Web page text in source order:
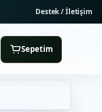
Destek / İletişim
Sepetim